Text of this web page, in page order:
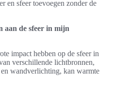
en sfeer toevoegen zonder de
aan de sfeer in mijn
impact hebben op de sfeer in
verschillende lichtbronnen,
wandverlichting, kan warmte